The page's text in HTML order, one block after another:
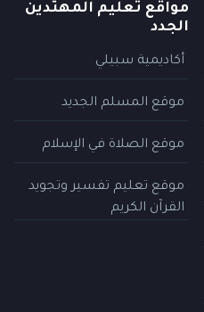
مواقع تعليم المهتدين
الجدد
أكاديمية سبيلي
موقع المسلم الجديد
موقع الصلاة في الإسلام
موقع تعليم تفسير وتجويد
القرآن الكريم